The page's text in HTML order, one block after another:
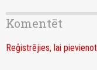
Komentēt
Reģistrējies, lai